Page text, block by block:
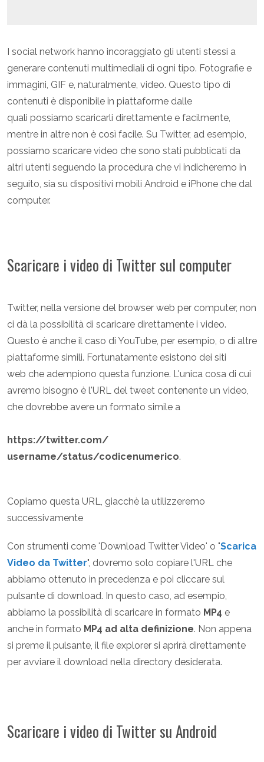
I social network hanno incoraggiato gli utenti stessi a
generare contenuti multimediali di ogni tipo. Fotografie e
immagini, GIF e, naturalmente, video. Questo tipo di
contenuti è disponibile in piattaforme dalle
quali possiamo scaricarli direttamente e facilmente,
mentre in altre non è così facile. Su Twitter, ad esempio,
possiamo scaricare video che sono stati pubblicati da
altri utenti seguendo la procedura che vi indicheremo in
seguito, sia su dispositivi mobili Android e iPhone che dal
computer.
Scaricare i video di Twitter sul computer
Twitter, nella versione del browser web per computer, non
ci dà la possibilità di scaricare direttamente i video.
Questo è anche il caso di YouTube, per esempio, o di altre
piattaforme simili. Fortunatamente esistono dei siti
web che adempiono questa funzione. L'unica cosa di cui
avremo bisogno è l'URL del tweet contenente un video,
che dovrebbe avere un formato simile a
https://twitter.com/
username/status/codicenumerico.
Copiamo questa URL, giacchè la utilizzeremo
successivamente
Con strumenti come 'Download Twitter Video' o "Scarica
Video da Twitter", dovremo solo copiare l'URL che
abbiamo ottenuto in precedenza e poi cliccare sul
pulsante di download. In questo caso, ad esempio,
abbiamo la possibilità di scaricare in formato MP4 e
anche in formato MP4 ad alta definizione. Non appena
si preme il pulsante, il file explorer si aprirà direttamente
per avviare il download nella directory desiderata.
Scaricare i video di Twitter su Android